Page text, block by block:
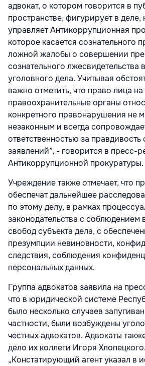
адвокат, о котором говорится в
пространстве, фигурирует в деле,
управляет Антикоррупционная
которое касается сознательного
ложной жалобы о совершении
сознательного лжесвидетельства
уголовного дела. Учитывая
важно отметить, что право лица
правоохранительные органы
конкретного правонарушения не
незаконным и всегда
ответственностью за правдивость
заявлений”, - говорится в пресс-
Антикоррупционной прокуратуры.
Учреждение также отмечает, что
обеспечат дальнейшее
по этому делу, в рамках
законодательства с соблюдением
свобод субъекта дела, с
презумпции невиновности,
следствия, соблюдения
персональных данных.
Группа адвокатов заявила на
что в юридической системе
было несколько случаев
частности, были возбуждены
честных адвокатов. Адвокаты
дело их коллеги Игоря Хлопецкого.
„Констатирующий агент указал в